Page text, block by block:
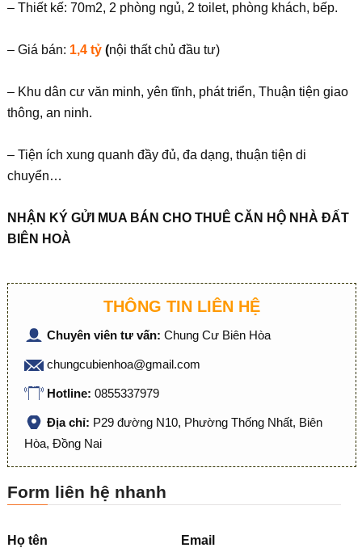
– Thiết kế: 70m2, 2 phòng ngủ, 2 toilet, phòng khách, bếp.
– Giá bán: 1,4 tỷ(nội thất chủ đầu tư)
– Khu dân cư văn minh, yên tĩnh, phát triển, Thuận tiện giao
thông, an ninh.
– Tiện ích xung quanh đầy đủ, đa dạng, thuận tiện di
chuyển…
NHẬN KÝ GỬI MUA BÁN CHO THUÊ CĂN HỘ NHÀ ĐẤT
BIÊN HOÀ
THÔNG TIN LIÊN HỆ
Chuyên viên tư vấn: Chung Cư Biên Hòa
chungcubienhoa@gmail.com
Hotline: 0855337979
Địa chỉ: P29 đường N10, Phường Thống Nhất, Biên
Hòa, Đồng Nai
Form liên hệ nhanh
Họ tên Email